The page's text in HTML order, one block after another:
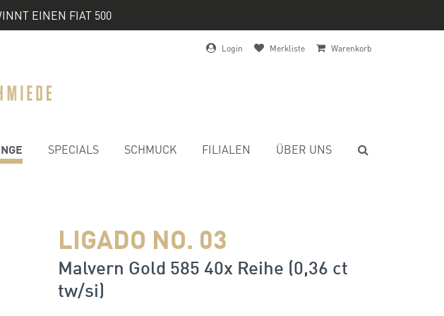
EINEN FIAT 500
Login Merkliste Warenkorb
SPECIALS SCHMUCK FILIALEN ÜBER UNS
LIGADO NO. 03
Malvern Gold 585 40x Reihe (0,36 ct
tw/si)